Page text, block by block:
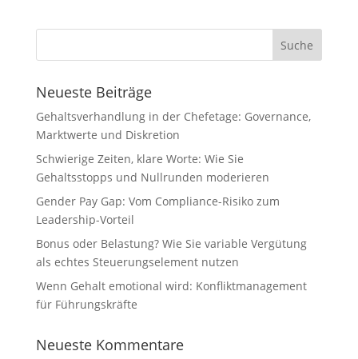
Neueste Beiträge
Gehaltsverhandlung in der Chefetage: Governance,
Marktwerte und Diskretion
Schwierige Zeiten, klare Worte: Wie Sie
Gehaltsstopps und Nullrunden moderieren
Gender Pay Gap: Vom Compliance-Risiko zum
Leadership-Vorteil
Bonus oder Belastung? Wie Sie variable Vergütung
als echtes Steuerungselement nutzen
Wenn Gehalt emotional wird: Konfliktmanagement
für Führungskräfte
Neueste Kommentare